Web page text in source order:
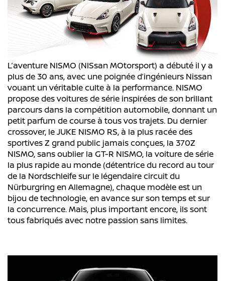
L’aventure NISMO (NISsan MOtorsport) a débuté il y a
plus de 30 ans, avec une poignée d’ingénieurs Nissan
vouant un véritable culte à la performance. NISMO
propose des voitures de série inspirées de son brillant
parcours dans la compétition automobile, donnant un
petit parfum de course à tous vos trajets. Du dernier
crossover, le JUKE NISMO RS, à la plus racée des
sportives Z grand public jamais conçues, la 370Z
NISMO, sans oublier la GT-R NISMO, la voiture de série
la plus rapide au monde (détentrice du record au tour
de la Nordschleife sur le légendaire circuit du
Nürburgring en Allemagne), chaque modèle est un
bijou de technologie, en avance sur son temps et sur
la concurrence. Mais, plus important encore, ils sont
tous fabriqués avec notre passion sans limites.